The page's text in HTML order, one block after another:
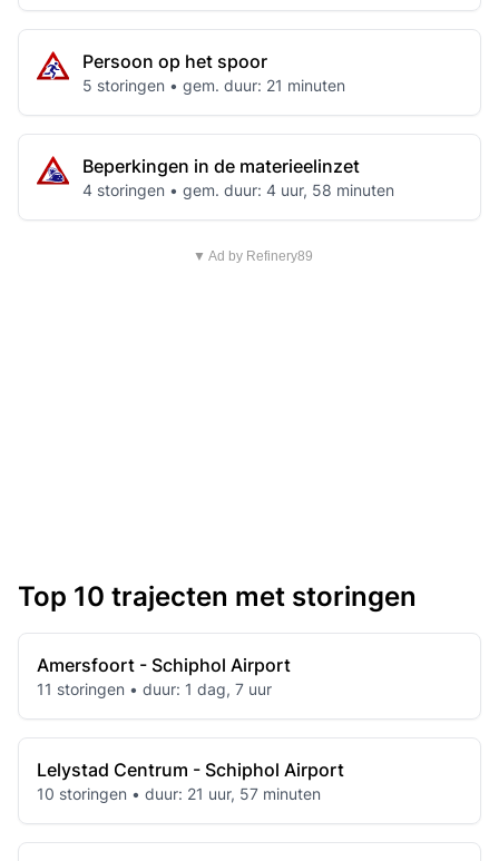
Persoon op het spoor
5 storingen • gem. duur: 21 minuten
Beperkingen in de materieelinzet
4 storingen • gem. duur: 4 uur, 58 minuten
▼ Ad by Refinery89
Top 10 trajecten met storingen
Amersfoort - Schiphol Airport
11 storingen • duur: 1 dag, 7 uur
Lelystad Centrum - Schiphol Airport
10 storingen • duur: 21 uur, 57 minuten